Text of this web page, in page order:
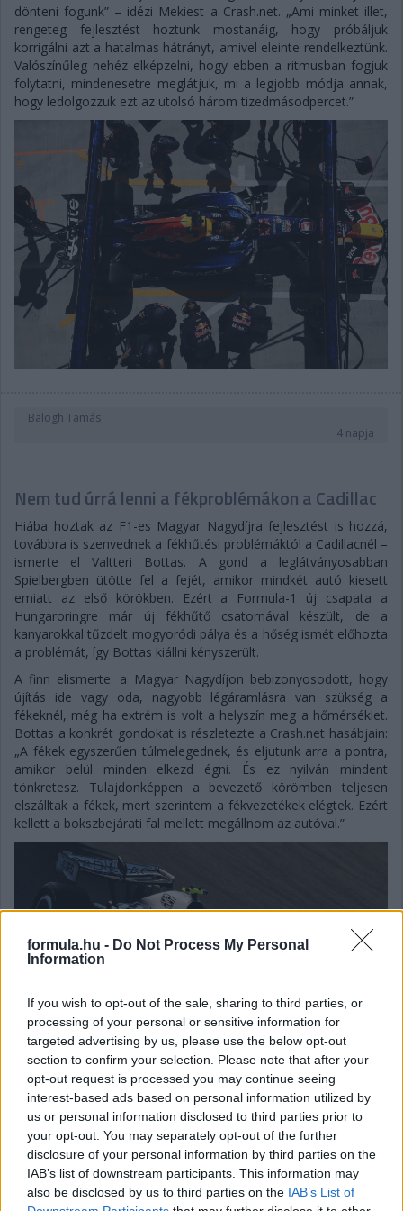
formula.hu - Do Not Process My Personal
Information
If you wish to opt-out of the sale, sharing to third parties, or
processing of your personal or sensitive information for
targeted advertising by us, please use the below opt-out
section to confirm your selection. Please note that after your
opt-out request is processed you may continue seeing
interest-based ads based on personal information utilized by
us or personal information disclosed to third parties prior to
your opt-out. You may separately opt-out of the further
disclosure of your personal information by third parties on the
IAB’s list of downstream participants. This information may
also be disclosed by us to third parties on the IAB’s List of
dönteni fogunk” – idézi Mekiest a Crash.net. „Ami minket illet,
rengeteg fejlesztést hoztunk mostanáig, hogy próbáljuk
korrigálni azt a hatalmas hátrányt, amivel eleinte rendelkeztünk.
Valószínűleg nehéz elképzelni, hogy ebben a ritmusban fogjuk
folytatni, mindenesetre meglátjuk, mi a legjobb módja annak,
hogy ledolgozzuk ezt az utolsó három tizedmásodpercet.”
Balogh Tamás
4 napja
Nem tud úrrá lenni a fékproblémákon a Cadillac
Hiába hoztak az F1-es Magyar Nagydíjra fejlesztést is hozzá,
továbbra is szenvednek a fékhűtési problémáktól a Cadillacnél –
ismerte el Valtteri Bottas. A gond a leglátványosabban
Spielbergben ütötte fel a fejét, amikor mindkét autó kiesett
emiatt az első körökben. Ezért a Formula-1 új csapata a
Hungaroringre már új fékhűtő csatornával készült, de a
kanyarokkal tűzdelt mogyoródi pálya és a hőség ismét előhozta
a problémát, így Bottas kiállni kényszerült.
A finn elismerte: a Magyar Nagydíjon bebizonyosodott, hogy
újítás ide vagy oda, nagyobb légáramlásra van szükség a
fékeknél, még ha extrém is volt a helyszín meg a hőmérséklet.
Bottas a konkrét gondokat is részletezte a Crash.net hasábjain:
„A fékek egyszerűen túlmelegednek, és eljutunk arra a pontra,
amikor belül minden elkezd égni. És ez nyilván mindent
tönkretesz. Tulajdonképpen a bevezető körömben teljesen
elszálltak a fékek, mert szerintem a fékvezetékek elégtek. Ezért
kellett a bokszbejárati fal mellett megállnom az autóval.”
Gellérfi Gergő
5 napja